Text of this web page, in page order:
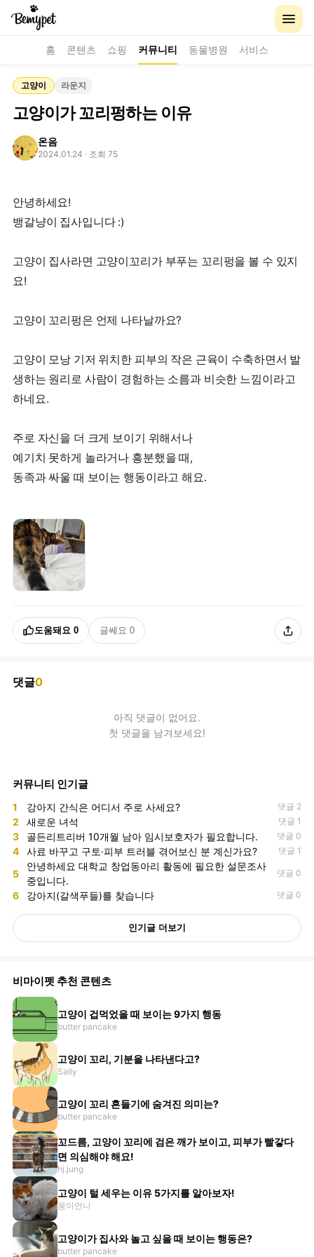
홈 콘텐츠 쇼핑 커뮤니티 동물병원 서비스
고양이 라운지
고양이가 꼬리펑하는 이유
온음
2024.01.24 · 조회 75
안녕하세요!
뱅갈냥이 집사입니다 :)
고양이 집사라면 고양이꼬리가 부푸는 꼬리펑을 볼 수 있지
요!
고양이 꼬리펑은 언제 나타날까요?
고양이 모낭 기저 위치한 피부의 작은 근육이 수축하면서 발
생하는 원리로 사람이 경험하는 소름과 비슷한 느낌이라고
하네요.
주로 자신을 더 크게 보이기 위해서나
예기치 못하게 놀라거나 흥분했을 때,
동족과 싸울 때 보이는 행동이라고 해요.
도움돼요 0 글쎄요 0
댓글0
아직 댓글이 없어요.
첫 댓글을 남겨보세요!
커뮤니티 인기글
1 강아지 간식은 어디서 주로 사세요? 댓글 2
2 새로운 녀석 댓글 1
3 골든리트리버 10개월 남아 임시보호자가 필요합니다. 댓글 0
4 사료 바꾸고 구토·피부 트러블 겪어보신 분 계신가요? 댓글 1
5
안녕하세요 대학교 창업동아리 활동에 필요한 설문조사
중입니다.
댓글 0
6 강아지(갈색푸들)를 찾습니다 댓글 0
인기글 더보기
비마이펫 추천 콘텐츠
고양이 겁먹었을 때 보이는 9가지 행동
butter pancake
고양이 꼬리, 기분을 나타낸다고?
Sally
고양이 꼬리 흔들기에 숨겨진 의미는?
butter pancake
꼬드름, 고양이 꼬리에 검은 깨가 보이고, 피부가 빨갛다
면 의심해야 해요!
hj.jung
고양이 털 세우는 이유 5가지를 알아보자!
몽이언니
고양이가 집사와 놀고 싶을 때 보이는 행동은?
butter pancake